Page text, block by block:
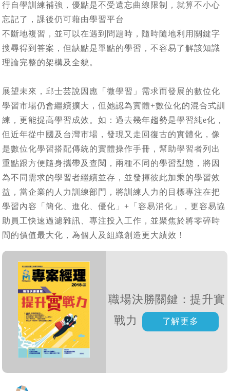
行自學訓練補強，優點是不受遺忘曲線限制，就算不小心
忘記了，課後仍可藉由學習平台
不斷地複習，並可以在遇到問題時，隨時隨地利用關鍵字
搜尋得到答案，但缺點是單點的學習，不容易了解該知識
理論完整的架構及全貌。
展望未來，邱士芸說因應「微學習」需求而發展的數位化
學習市場仍會繼續擴大，但她認為實體+數位化的混合式訓
練，更能提高學習成效。如：過去幾年趨勢是學習純e化，
但近年從中國及台灣市場，發現又走回復古的實體化，像
是數位化學習搭配傳統的實體操作手冊，幫助學習者列出
重點跟方便隨身攜帶及查閱，兩種不同的學習型態，將因
為不同需求的學習者繼續並存，並發揮彼此加乘的學習效
益，當企業的人力訓練部門，將訓練人力的目標專注在把
學習內容「簡化、進化、優化」+「容易消化」，更容易協
助員工快速過濾雜訊、專注投入工作，並聚焦於將零碎時
間的價值最大化，為個人及組織創造更大績效！
職場決勝關鍵：提升實
戰力